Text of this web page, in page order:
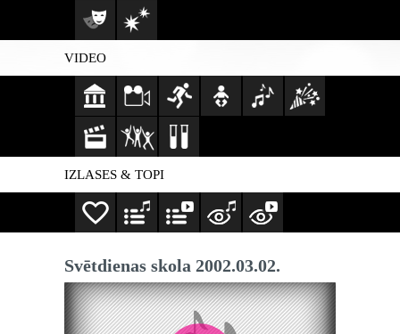
VIDEO
IZLASES & TOPI
Svētdienas skola 2002.03.02.